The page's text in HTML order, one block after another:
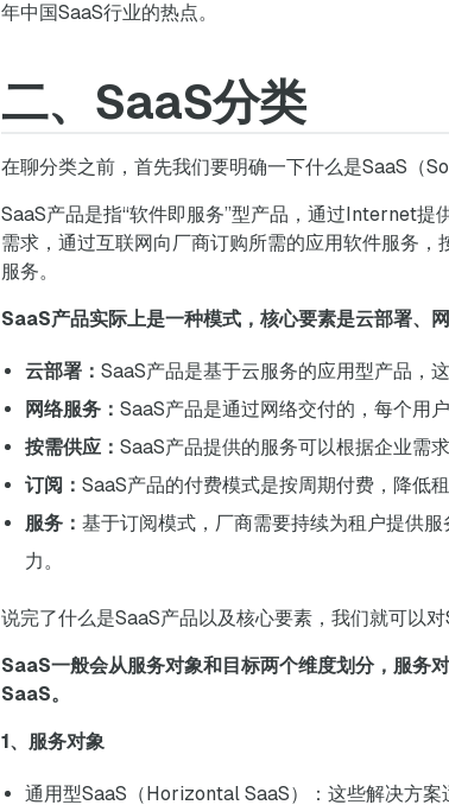
年中国SaaS行业的热点。
二、SaaS分类
在聊分类之前，首先我们要明确一下什么是SaaS（
SaaS产品是指“软件即服务”型产品，通过Internet
需求，通过互联网向厂商订购所需的应用软件服务
服务。
SaaS产品实际上是一种模式，核心要素是云部署、
云部署： SaaS产品是基于云服务的应用型产品，
网络服务： SaaS产品是通过网络交付的，每个用
按需供应： SaaS产品提供的服务可以根据企业需
订阅： SaaS产品的付费模式是按周期付费，降低
服务： 基于订阅模式，厂商需要持续为租户提供
力。
说完了什么是SaaS产品以及核心要素，我们就可以对
SaaS一般会从服务对象和目标两个维度划分，服务
SaaS。
1、服务对象
通用型SaaS（Horizontal SaaS）：这些解决方